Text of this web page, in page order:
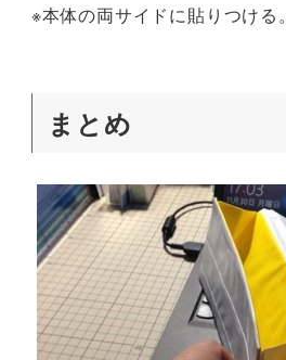
※本体の両サイドに貼りつける。
まとめ